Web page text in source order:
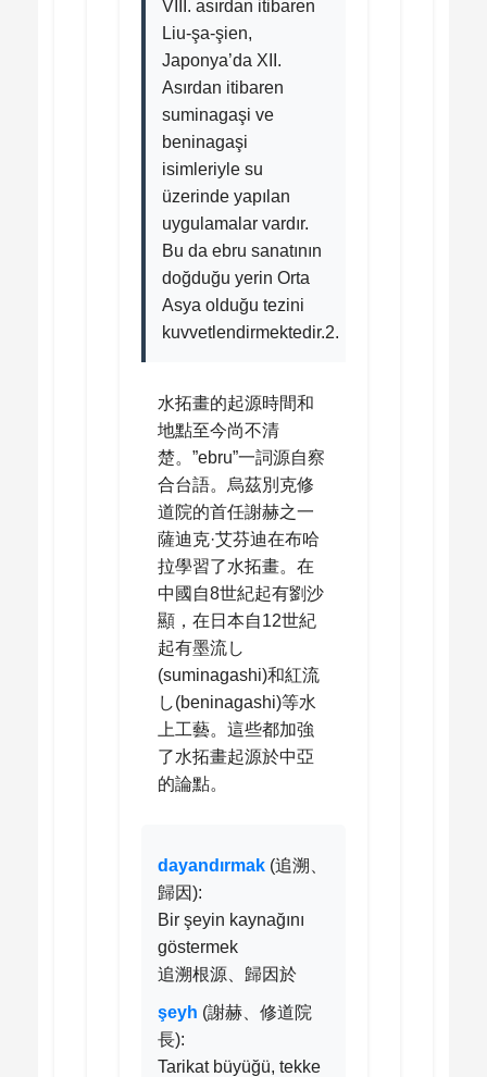
VIII. asırdan itibaren
Liu-şa-şien,
Japonya’da XII.
Asırdan itibaren
suminagaşi ve
beninagaşi
isimleriyle su
üzerinde yapılan
uygulamalar vardır.
Bu da ebru sanatının
doğduğu yerin Orta
Asya olduğu tezini
kuvvetlendirmektedir.2.
水拓畫的起源時間和
地點至今尚不清
楚。”ebru”一詞源自察
合台語。烏茲別克修
道院的首任謝赫之一
薩迪克·艾芬迪在布哈
拉學習了水拓畫。在
中國自8世紀起有劉沙
顯，在日本自12世紀
起有墨流し
(suminagashi)和紅流
し(beninagashi)等水
上工藝。這些都加強
了水拓畫起源於中亞
的論點。
dayandırmak (追溯、
歸因):
Bir şeyin kaynağını
göstermek
追溯根源、歸因於
şeyh (謝赫、修道院
長):
Tarikat büyüğü, tekke